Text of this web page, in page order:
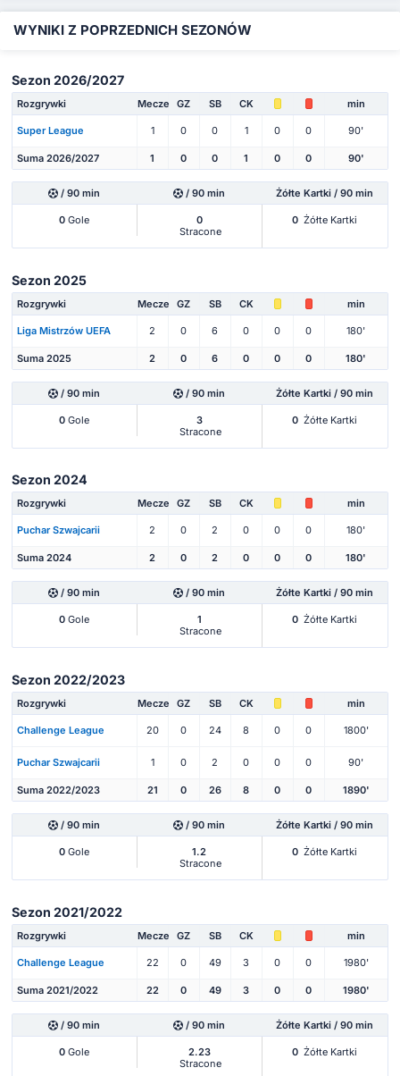
WYNIKI Z POPRZEDNICH SEZONÓW
Sezon 2026/2027
Rozgrywki Mecze GZ SB CK min
Super League 1 0 0 1 0 0 90'
Suma 2026/2027 1 0 0 1 0 0 90'
/ 90 min / 90 min Żółte Kartki / 90 min
0 Gole
0
Stracone
0 Żółte Kartki
Sezon 2025
Rozgrywki Mecze GZ SB CK min
Liga Mistrzów UEFA 2 0 6 0 0 0 180'
Suma 2025 2 0 6 0 0 0 180'
/ 90 min / 90 min Żółte Kartki / 90 min
0 Gole
3
Stracone
0 Żółte Kartki
Sezon 2024
Rozgrywki Mecze GZ SB CK min
Puchar Szwajcarii 2 0 2 0 0 0 180'
Suma 2024 2 0 2 0 0 0 180'
/ 90 min / 90 min Żółte Kartki / 90 min
0 Gole
1
Stracone
0 Żółte Kartki
Sezon 2022/2023
Rozgrywki Mecze GZ SB CK min
Challenge League 20 0 24 8 0 0 1800'
Puchar Szwajcarii 1 0 2 0 0 0 90'
Suma 2022/2023 21 0 26 8 0 0 1890'
/ 90 min / 90 min Żółte Kartki / 90 min
0 Gole
1.2
Stracone
0 Żółte Kartki
Sezon 2021/2022
Rozgrywki Mecze GZ SB CK min
Challenge League 22 0 49 3 0 0 1980'
Suma 2021/2022 22 0 49 3 0 0 1980'
/ 90 min / 90 min Żółte Kartki / 90 min
0 Gole
2.23
Stracone
0 Żółte Kartki